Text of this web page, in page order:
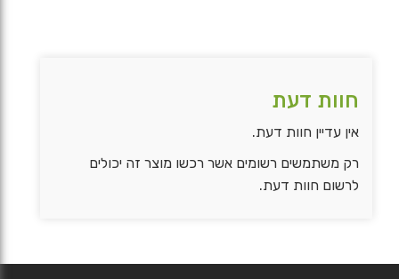
חוות דעת
אין עדיין חוות דעת.
רק משתמשים רשומים אשר רכשו מוצר זה יכולים
לרשום חוות דעת.